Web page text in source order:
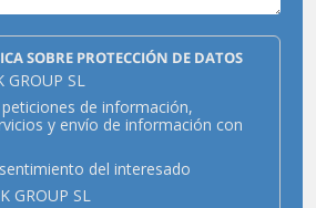
SOBRE PROTECCIÓN DE DATOS
GROUP SL
de información,
y envío de información con
del interesado
GROUP SL